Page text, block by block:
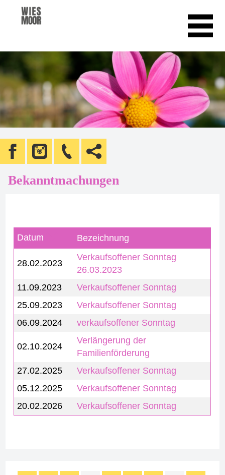
Bekanntmachungen
Datum Bezeichnung
28.02.2023
Verkaufsoffener Sonntag
26.03.2023
11.09.2023
Verkaufsoffener Sonntag
25.09.2023
Verkaufsoffener Sonntag
06.09.2024
verkaufsoffener Sonntag
02.10.2024
Verlängerung der
Familienförderung
27.02.2025
Verkaufsoffener Sonntag
05.12.2025
Verkaufsoffener Sonntag
20.02.2026
Verkaufsoffener Sonntag